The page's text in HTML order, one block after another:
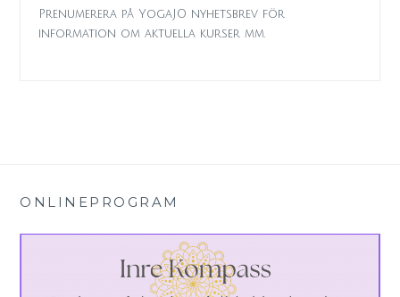
Prenumerera på YogaJO nyhetsbrev för
information om aktuella kurser mm.
ONLINEPROGRAM